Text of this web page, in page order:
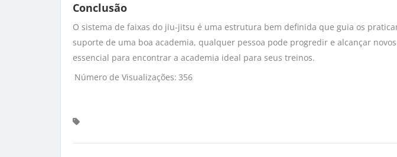
Conclusão
O sistema de faixas do jiu-jitsu é uma estrutura bem definida que guia os
suporte de uma boa academia, qualquer pessoa pode progredir e alcançar
essencial para encontrar a academia ideal para seus treinos.
Número de Visualizações: 356